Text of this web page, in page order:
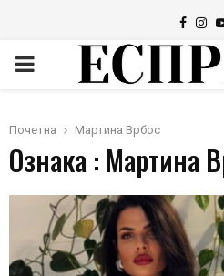
PRIMARY
Почетна Мартина Врбос
Ознака : Мартина